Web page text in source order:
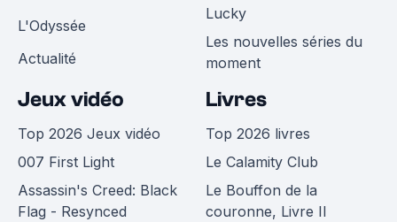
L'Odyssée
Actualité
Lucky
Les nouvelles séries du
moment
Jeux vidéo
Top 2026 Jeux vidéo
007 First Light
Assassin's Creed: Black
Flag - Resynced
Livres
Top 2026 livres
Le Calamity Club
Le Bouffon de la
couronne, Livre II